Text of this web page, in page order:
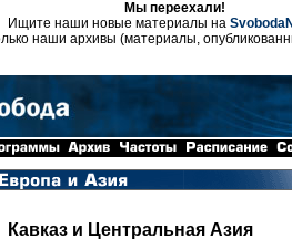
Мы переехали!
Ищите наши новые материалы на
наши архивы (материалы,
Кавказ и Центральная Азия